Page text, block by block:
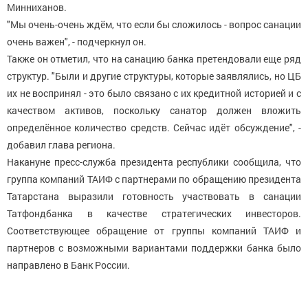
Минниханов.
"Мы очень-очень ждём, что если бы сложилось - вопрос санации
очень важен", - подчеркнул он.
Также он отметил, что на санацию банка претендовали еще ряд
структур. "Были и другие структуры, которые заявлялись, но ЦБ
их не воспринял - это было связано с их кредитной историей и с
качеством активов, поскольку санатор должен вложить
определённое количество средств. Сейчас идёт обсуждение", -
добавил глава региона.
Накануне пресс-служба президента республики сообщила, что
группа компаний ТАИФ с партнерами по обращению президента
Татарстана выразили готовность участвовать в санации
Татфондбанка в качестве стратегических инвесторов.
Соответствующее обращение от группы компаний ТАИФ и
партнеров с возможными вариантами поддержки банка было
направлено в Банк России.